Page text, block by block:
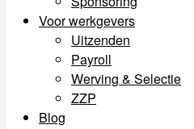
Voor werkgevers
Uitzenden
Payroll
Werving & Selectie
ZZP
Blog